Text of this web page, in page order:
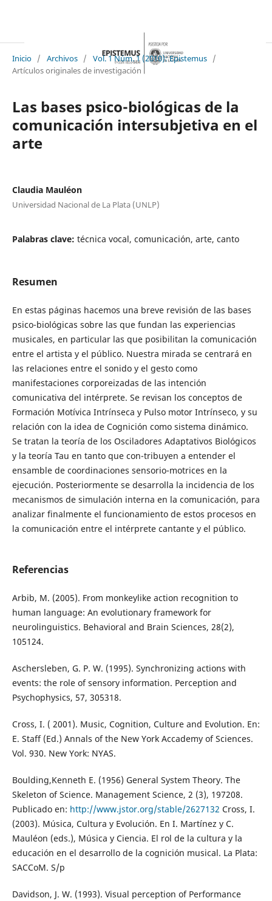
Inicio / Archivos / Vol. 1 Núm. 1 (2010): Epistemus /
Artículos originales de investigación
Las bases psico-biológicas de la
comunicación intersubjetiva en el
arte
Claudia Mauléon
Universidad Nacional de La Plata (UNLP)
Palabras clave: técnica vocal, comunicación, arte, canto
Resumen
En estas páginas hacemos una breve revisión de las bases
psico-biológicas sobre las que fundan las experiencias
musicales, en particular las que posibilitan la comunicación
entre el artista y el público. Nuestra mirada se centrará en
las relaciones entre el sonido y el gesto como
manifestaciones corporeizadas de las intención
comunicativa del intérprete. Se revisan los conceptos de
Formación Motívica Intrínseca y Pulso motor Intrínseco, y su
relación con la idea de Cognición como sistema dinámico.
Se tratan la teoría de los Osciladores Adaptativos Biológicos
y la teoría Tau en tanto que con-tribuyen a entender el
ensamble de coordinaciones sensorio-motrices en la
ejecución. Posteriormente se desarrolla la incidencia de los
mecanismos de simulación interna en la comunicación, para
analizar finalmente el funcionamiento de estos procesos en
la comunicación entre el intérprete cantante y el público.
Referencias
Arbib, M. (2005). From monkeylike action recognition to
human language: An evolutionary framework for
neurolinguistics. Behavioral and Brain Sciences, 28(2),
105124.
Aschersleben, G. P. W. (1995). Synchronizing actions with
events: the role of sensory information. Perception and
Psychophysics, 57, 305318.
Cross, I. ( 2001). Music, Cognition, Culture and Evolution. En:
E. Staff (Ed.) Annals of the New York Accademy of Sciences.
Vol. 930. New York: NYAS.
Boulding,Kenneth E. (1956) General System Theory. The
Skeleton of Science. Management Science, 2 (3), 197208.
Publicado en: http://www.jstor.org/stable/2627132 Cross, I.
(2003). Música, Cultura y Evolución. En I. Martínez y C.
Mauléon (eds.), Música y Ciencia. El rol de la cultura y la
educación en el desarrollo de la cognición musical. La Plata:
SACCoM. S/p
Davidson, J. W. (1993). Visual perception of Performance